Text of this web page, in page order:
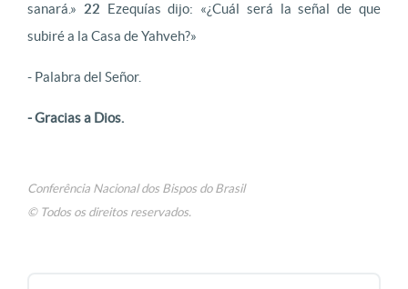
sanará.» 22 Ezequías dijo: «¿Cuál será la señal de que
subiré a la Casa de Yahveh?»
- Palabra del Señor.
- Gracias a Dios.
Conferência Nacional dos Bispos do Brasil
© Todos os direitos reservados.